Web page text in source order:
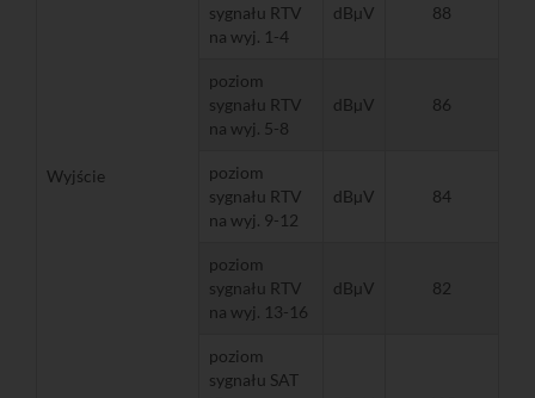
Wyjście
sygnału RTV
na wyj. 1-4
dBµV 88
poziom
sygnału RTV
na wyj. 5-8
dBµV 86
poziom
sygnału RTV
na wyj. 9-12
dBµV 84
poziom
sygnału RTV
na wyj. 13-16
dBµV 82
poziom
sygnału SAT